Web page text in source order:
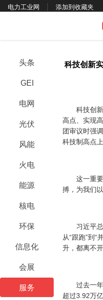
电力工业网 添加到收藏夹
头条
GEI
电网
光伏
风能
火电
能源
核电
环保
信息化
会展
服务
科技创新
科技创新
高点、实现
团审议时强
科技制高点
这一重要
搏，为我们
习近平总
从“跟跑”到
升，都离不
过去一年
超过3.92万